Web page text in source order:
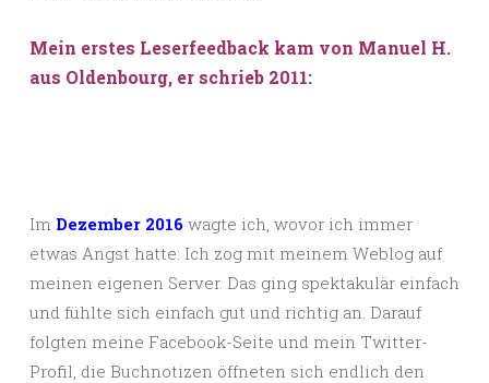
Mein erstes Leserfeedback kam von Manuel H.
aus Oldenbourg, er schrieb 2011:
Im Dezember 2016 wagte ich, wovor ich immer
etwas Angst hatte: Ich zog mit meinem Weblog auf
meinen eigenen Server. Das ging spektakulär einfach
und fühlte sich einfach gut und richtig an. Darauf
folgten meine Facebook-Seite und mein Twitter-
Profil, die Buchnotizen öffneten sich endlich den